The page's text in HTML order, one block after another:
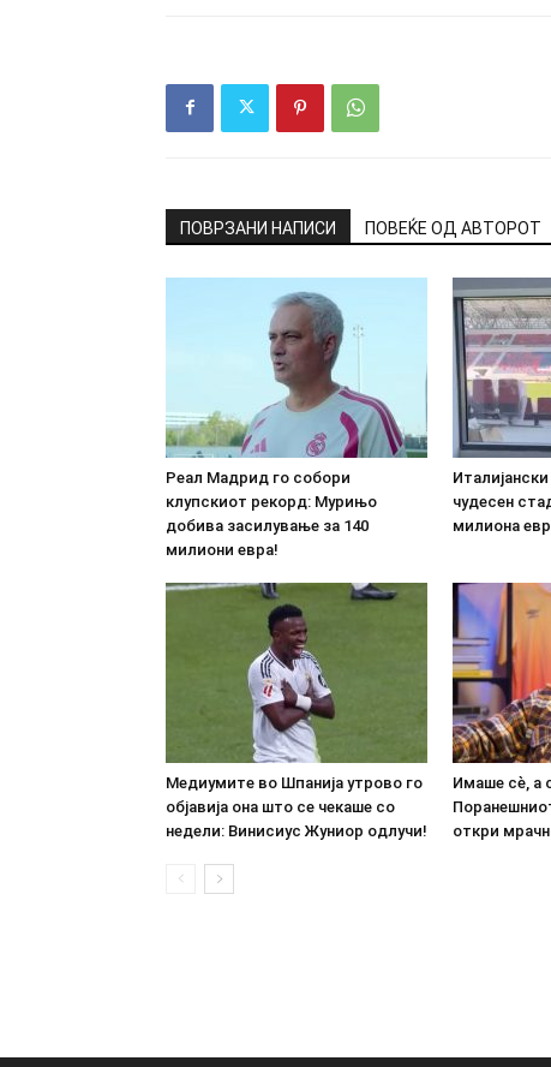
ПОВРЗАНИ НАПИСИ ПОВЕЌЕ ОД АВТОРОТ
Реал Мадрид го собори
клупскиот рекорд: Мурињо
добива засилување за 140
милиони евра!
чудесен
милиона
Медиумите во Шпанија утрово го
објавија она што се чекаше со
недели: Винисиус Жуниор одлучи!
Имаше сè, а
откри